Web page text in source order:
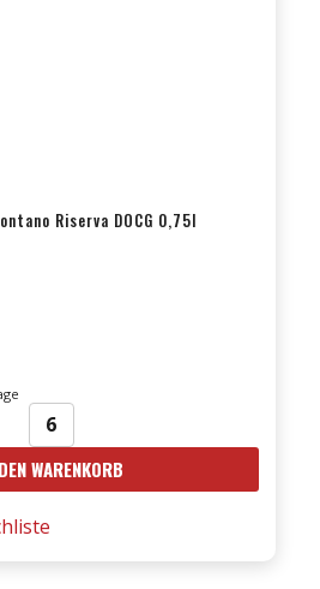
Riserva DOCG 0,75l
Garofoli
-
Riserva
WARENKORB